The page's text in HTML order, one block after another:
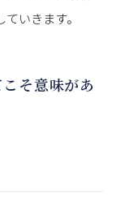
いきます。
そ意味があ